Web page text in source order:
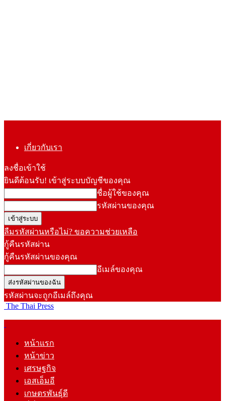
เกี่ยวกับเรา
ลงชื่อเข้าใช้
ยินดีต้อนรับ! เข้าสู่ระบบบัญชีของคุณ
ชื่อผู้ใช้ของคุณ
รหัสผ่านของคุณ
ลืมรหัสผ่านหรือไม่? ขอความช่วยเหลือ
กู้คืนรหัสผ่าน
กู้คืนรหัสผ่านของคุณ
อีเมล์ของคุณ
รหัสผ่านจะถูกอีเมล์ถึงคุณ
The Thai Press
หน้าแรก
หน้าข่าว
เศรษฐกิจ
เอสเอ็มอี
เกษตรพันธุ์ดี